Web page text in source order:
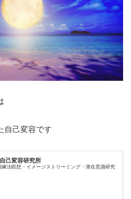
自己変容です
己変容研究所
練法瞑想・イメージストリーミング・潜在意識研究